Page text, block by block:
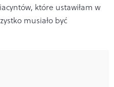
które ustawiłam w
musiało być